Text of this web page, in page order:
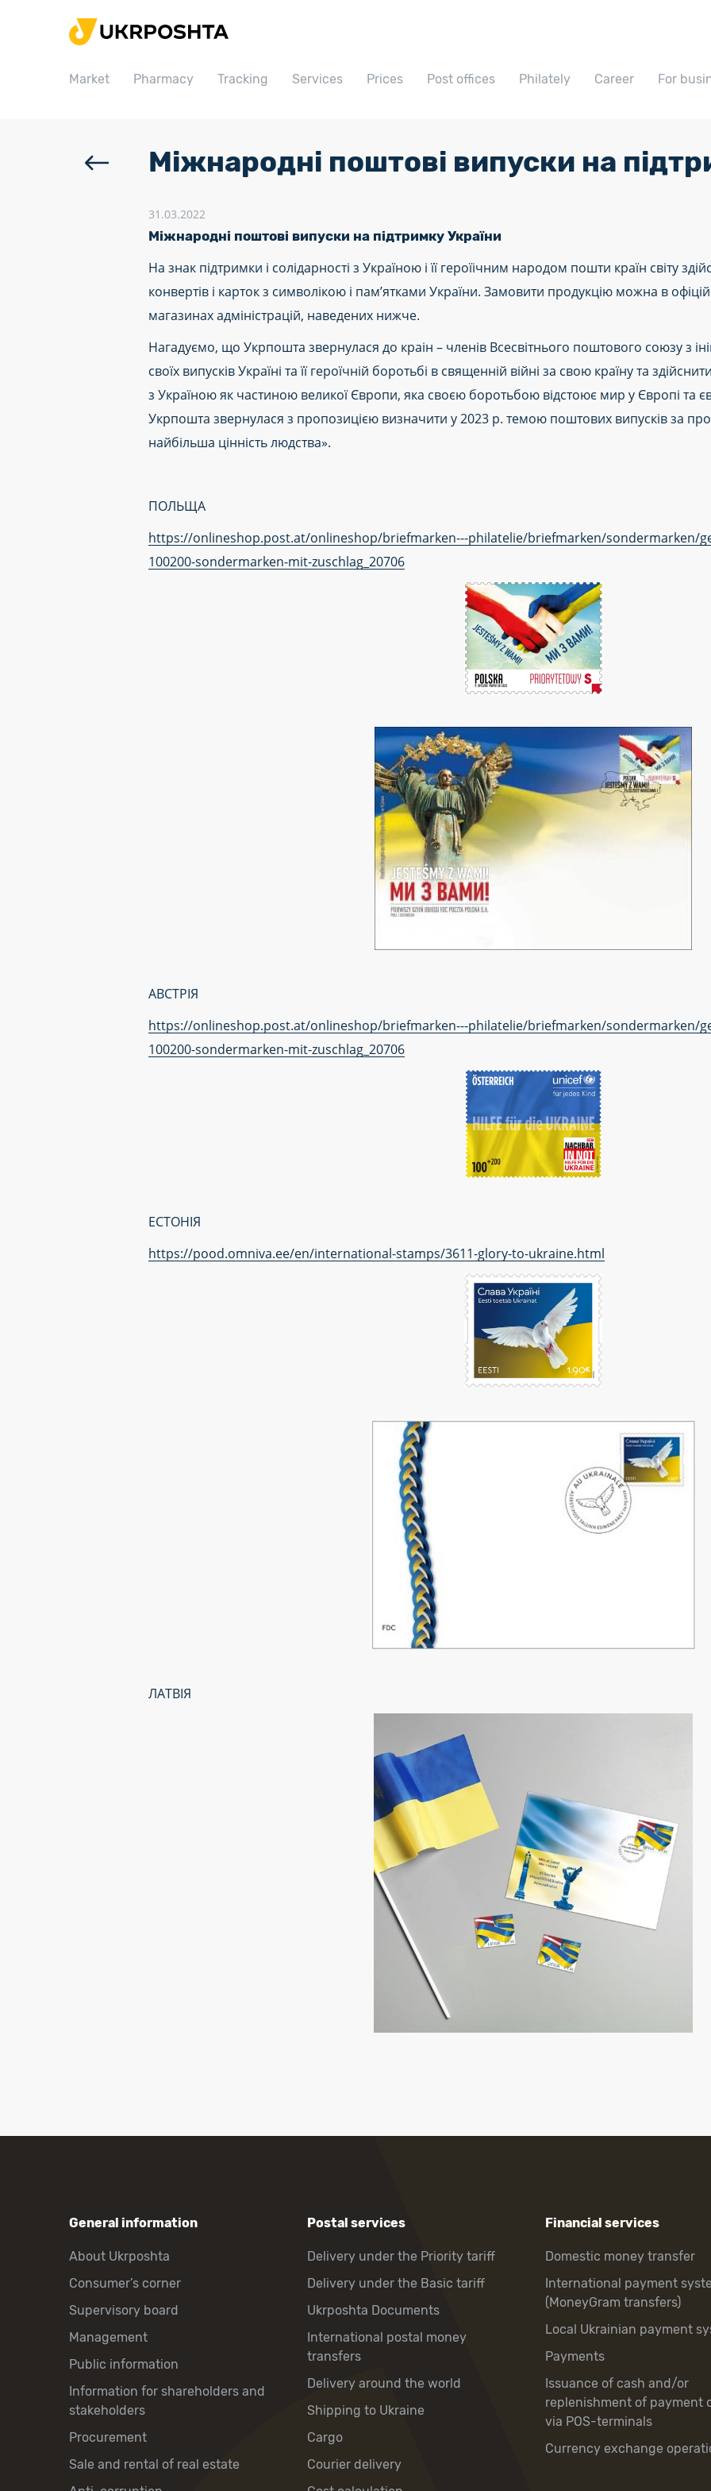
Market Pharmacy Tracking Services Prices Post offices Philately Career For
Home
Pharmacy
Міжнародні поштові випуски на
31.03.2022
Міжнародні поштові випуски на підтримку України
На знак підтримки і солідарності з Україною і її героїічним народом пошти країн світу
конвертів і карток з символікою і пам’ятками України. Замовити продукцію можна в
магазинах адміністрацій, наведених нижче.
Нагадуємо, що Укрпошта звернулася до краін – членів Всесвітнього поштового союзу з
своїх випусків Україні та її героїчній боротьбі в священній війні за свою країну та
з Україною як частиною великої Європи, яка своєю боротьбою відстоює мир у Європі та
Укрпошта звернулася з пропозицією визначити у 2023 р. темою поштових випусків за
найбільша цінність людства».
ПОЛЬЩА
https://onlineshop.post.at/onlineshop/briefmarken---philatelie/briefmarken/sondermarken/
100200-sondermarken-mit-zuschlag_20706
АВСТРІЯ
https://onlineshop.post.at/onlineshop/briefmarken---philatelie/briefmarken/sondermarken/
100200-sondermarken-mit-zuschlag_20706
ЕСТОНІЯ
https://pood.omniva.ee/en/international-stamps/3611-glory-to-ukraine.html
ЛАТВІЯ
General information
About Ukrposhta
Consumer’s corner
Supervisory board
Management
Public information
Information for shareholders and
stakeholders
Procurement
Sale and rental of real estate
Postal services
Delivery under the Priority tariff
Delivery under the Basic tariff
Ukrposhta Documents
International postal money
transfers
Delivery around the world
Shipping to Ukraine
Cargo
Courier delivery
Financial services
Domestic money transfer
International payment
(MoneyGram transfers)
Local Ukrainian payment
Payments
Issuance of cash and/or
replenishment of payment
via POS-terminals
Currency exchange